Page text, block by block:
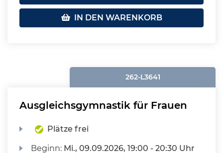
IN DEN WARENKORB
262-L3641
Ausgleichsgymnastik für Frauen
Plätze frei
Beginn: Mi., 09.09.2026, 19:00 - 20:30 Uhr